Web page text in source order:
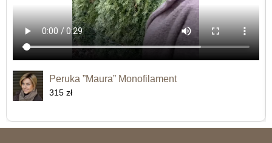
Peruka ”Maura” Monofilament
315 zł